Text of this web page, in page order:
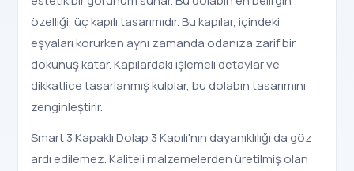
özelliği, üç kapılı tasarımıdır. Bu kapılar, içindeki
eşyaları korurken aynı zamanda odanıza zarif bir
dokunuş katar. Kapılardaki işlemeli detaylar ve
dikkatlice tasarlanmış kulplar, bu dolabın tasarımını
zenginleştirir.
Smart 3 Kapaklı Dolap 3 Kapılı'nın dayanıklılığı da göz
ardı edilemez. Kaliteli malzemelerden üretilmiş olan